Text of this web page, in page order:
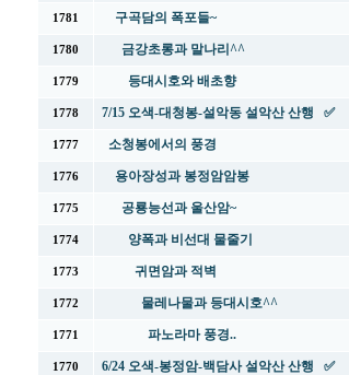
1781 구곡담의 폭포들~
1780 금강초롱과 말나리^^
1779 등대시호와 배초향
1778 7/15 오색-대청봉-설악동 설악산 산행 ✅
1777 소청봉에서의 풍경
1776 용아장성과 봉정암암봉
1775 공룡능선과 울산암~
1774 양폭과 비선대 물줄기
1773 귀면암과 적벽
1772 물레나물과 등대시호^^
1771 파노라마 풍경..
1770 6/24 오색-봉정암-백담사 설악산 산행 ✅